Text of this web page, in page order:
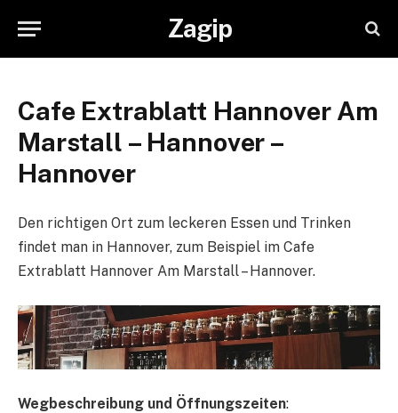
Zagip
Cafe Extrablatt Hannover Am
Marstall – Hannover –
Hannover
Den richtigen Ort zum leckeren Essen und Trinken
findet man in Hannover, zum Beispiel im Cafe
Extrablatt Hannover Am Marstall – Hannover.
Wegbeschreibung und Öffnungszeiten: